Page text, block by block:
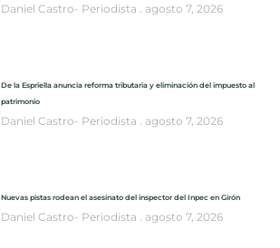
Daniel Castro- Periodista agosto 7, 2026
De la Espriella anuncia reforma tributaria y eliminación del impuesto al
patrimonio
Daniel Castro- Periodista agosto 7, 2026
Nuevas pistas rodean el asesinato del inspector del Inpec en Girón
Daniel Castro- Periodista agosto 7, 2026